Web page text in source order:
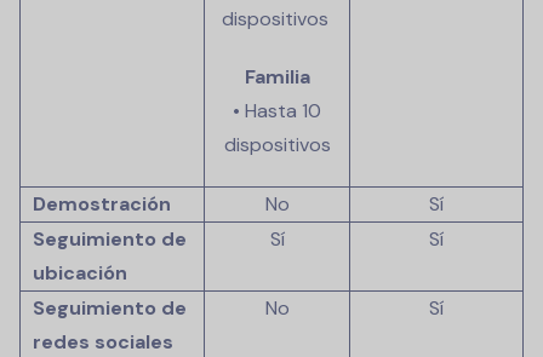
dispositivos
Familia
• Hasta 10
dispositivos
Demostración No
Sí
Seguimiento de
ubicación
Sí Sí
Seguimiento de
redes sociales
No Sí